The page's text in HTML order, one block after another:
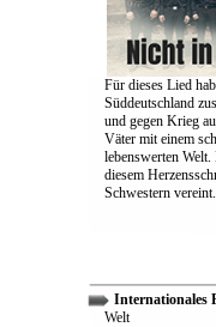
Für dieses Lied
Süddeutschland
und gegen Krieg
Väter mit einem
lebenswerten Welt.
diesem
Schwestern vereint.
Internationales
Welt